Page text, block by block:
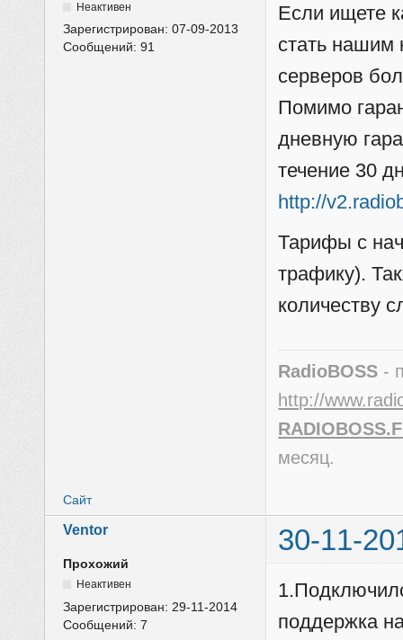
Неактивен
Зарегистрирован:07-09-2013
Сообщений:91
Если ищете
стать нашим
серверов
Помимо
дневную
течение 30
http://
Тарифы с
трафику).
количеству
RadioBOSS -
http://
месяц.
Сайт
Ventor 30-11-
Прохожий
Неактивен
Зарегистрирован: 29-11-2014
Сообщений:7
поддержка